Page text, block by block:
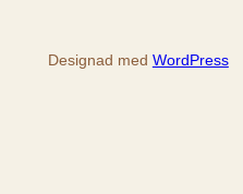
Designad med WordPress